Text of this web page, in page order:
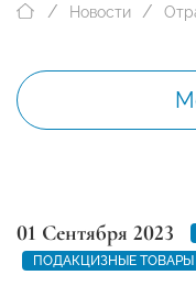
Новости
01 Сентября 2023
ПОДАКЦИЗНЫЕ ТОВАРЫ